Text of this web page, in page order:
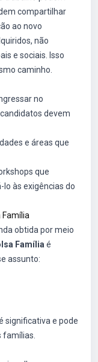
compartilhar
ao novo
não
e sociais. Isso
caminho.
no
devem
e áreas que
que
às exigências do
obtida por meio
Família é
assunto:
significativa e pode